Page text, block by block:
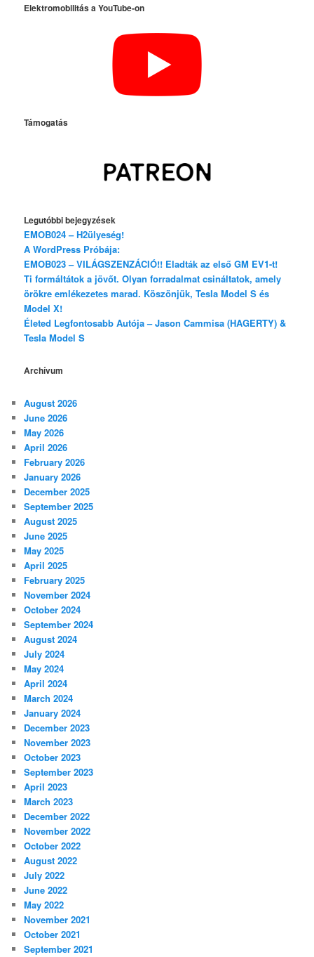
Elektromobilitás a YouTube-on
Támogatás
Legutóbbi bejegyzések
EMOB024 – H2ülyeség!
A WordPress Próbája:
EMOB023 – VILÁGSZENZÁCIÓ!! Eladták az első GM EV1-t!
Ti formáltátok a jövőt. Olyan forradalmat csináltatok, amely
örökre emlékezetes marad. Köszönjük, Tesla Model S és
Model X!
Életed Legfontosabb Autója – Jason Cammisa (HAGERTY) &
Tesla Model S
Archívum
August 2026
June 2026
May 2026
April 2026
February 2026
January 2026
December 2025
September 2025
August 2025
June 2025
May 2025
April 2025
February 2025
November 2024
October 2024
September 2024
August 2024
July 2024
May 2024
April 2024
March 2024
January 2024
December 2023
November 2023
October 2023
September 2023
April 2023
March 2023
December 2022
November 2022
October 2022
August 2022
July 2022
June 2022
May 2022
November 2021
October 2021
September 2021